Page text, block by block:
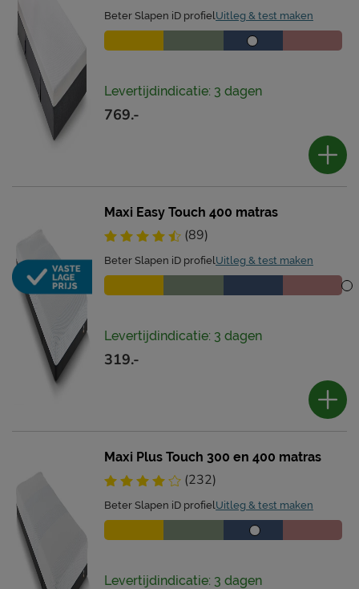
Beter Slapen iD profielUitleg & test maken
Levertijdindicatie: 3 dagen
769.-
Maxi Easy Touch 400 matras
(89)
Beter Slapen iD profielUitleg & test maken
Levertijdindicatie: 3 dagen
319.-
Maxi Plus Touch 300 en 400 matras
(232)
Beter Slapen iD profielUitleg & test maken
Levertijdindicatie: 3 dagen